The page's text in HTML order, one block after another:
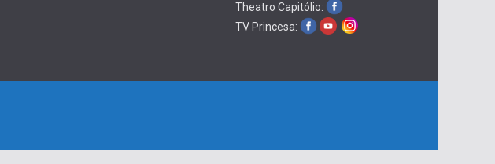
Theatro Capitólio:
TV Princesa: